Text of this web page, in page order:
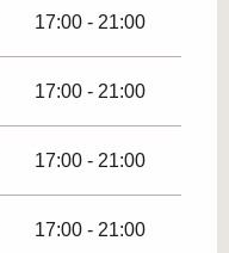
17:00 - 21:00
17:00 - 21:00
17:00 - 21:00
17:00 - 21:00